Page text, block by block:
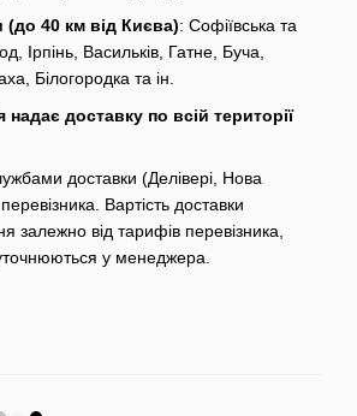
(до 40 км від Києва): Софіївська та
Ірпінь, Васильків, Гатне, Буча,
Білогородка та ін.
надає доставку по всій території
доставки (Делівері, Нова
Вартість доставки
залежно від тарифів перевізника,
у менеджера.